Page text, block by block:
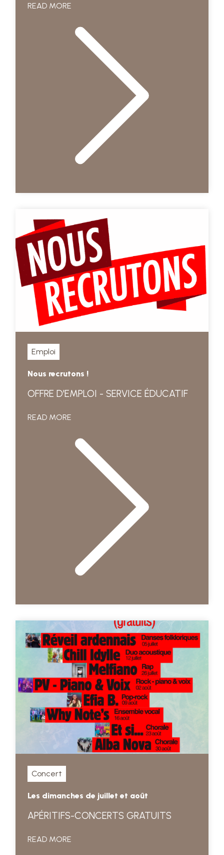
READ MORE
Emploi
Nous recrutons !
OFFRE D'EMPLOI - SERVICE ÉDUCATIF
READ MORE
Concert
Les dimanches de juillet et août
APÉRITIFS-CONCERTS GRATUITS
READ MORE